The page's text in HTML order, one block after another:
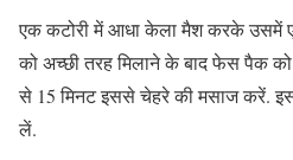
एक कटोरी में आधा केला मैश करके उसमें
को अच्छी तरह मिलाने के बाद फेस पैक
से 15 मिनट इससे चेहरे की मसाज करें.
लें.